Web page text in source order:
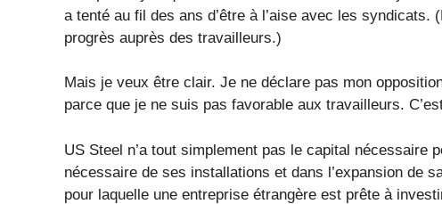
a tenté au fil des ans d’être à l’aise avec les syndicats.
progrès auprès des travailleurs.)
Mais je veux être clair. Je ne déclare pas mon
parce que je ne suis pas favorable aux travailleurs.
US Steel n’a tout simplement pas le capital nécessaire
nécessaire de ses installations et dans l’expansion de
pour laquelle une entreprise étrangère est prête à